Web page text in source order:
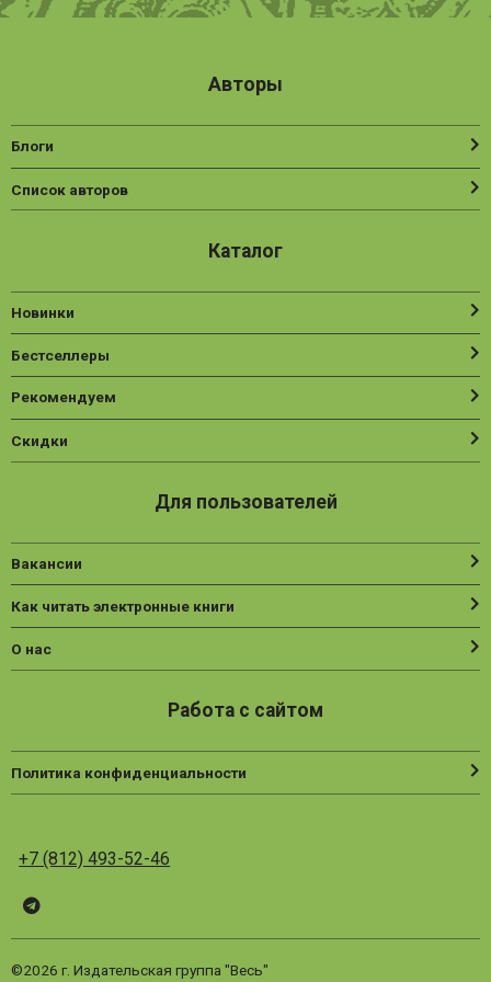
Авторы
Блоги
Список авторов
Каталог
Новинки
Бестселлеры
Рекомендуем
Скидки
Для пользователей
Вакансии
Как читать электронные книги
О нас
Работа с сайтом
Политика конфиденциальности
+7 (812) 493-52-46
Telegram
©2026 г. Издательская группа "Весь"